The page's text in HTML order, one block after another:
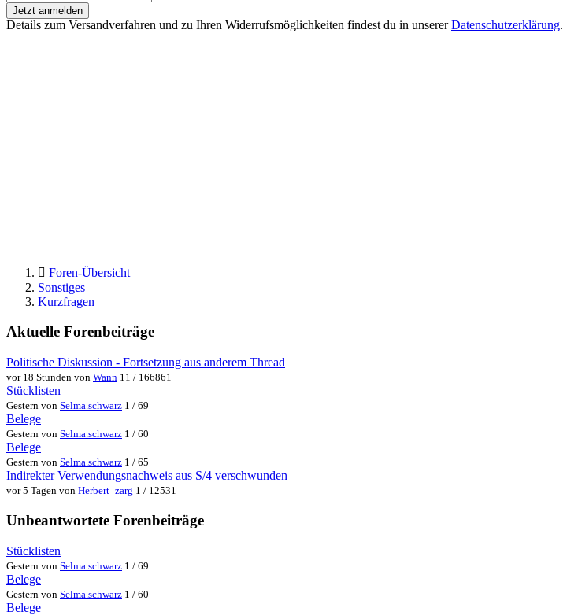
Jetzt anmelden
Details zum Versandverfahren und zu Ihren Widerrufsmöglichkeiten findest du in unsererDatenschutzerklärung.
Foren-Übersicht
Sonstiges
Kurzfragen
Aktuelle Forenbeiträge
Politische Diskussion - Fortsetzung aus anderem Thread
vor 18 Stunden von Wann 11 / 166861
Stücklisten
Gestern von Selma.schwarz 1 / 69
Belege
Gestern von Selma.schwarz 1 / 60
Belege
Gestern von Selma.schwarz 1 / 65
Indirekter Verwendungsnachweis aus S/4 verschwunden
vor 5 Tagen von Herbert_zarg 1 / 12531
Unbeantwortete Forenbeiträge
Stücklisten
Gestern von Selma.schwarz 1 / 69
Belege
Gestern von Selma.schwarz 1 / 60
Belege